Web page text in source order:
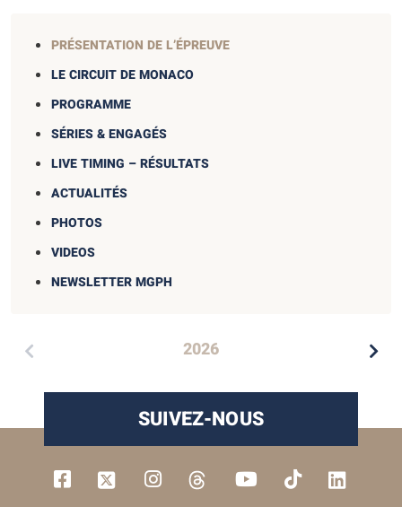
PRÉSENTATION DE L’ÉPREUVE
LE CIRCUIT DE MONACO
PROGRAMME
SÉRIES & ENGAGÉS
LIVE TIMING – RÉSULTATS
ACTUALITÉS
PHOTOS
VIDEOS
NEWSLETTER MGPH
2026
SUIVEZ-NOUS